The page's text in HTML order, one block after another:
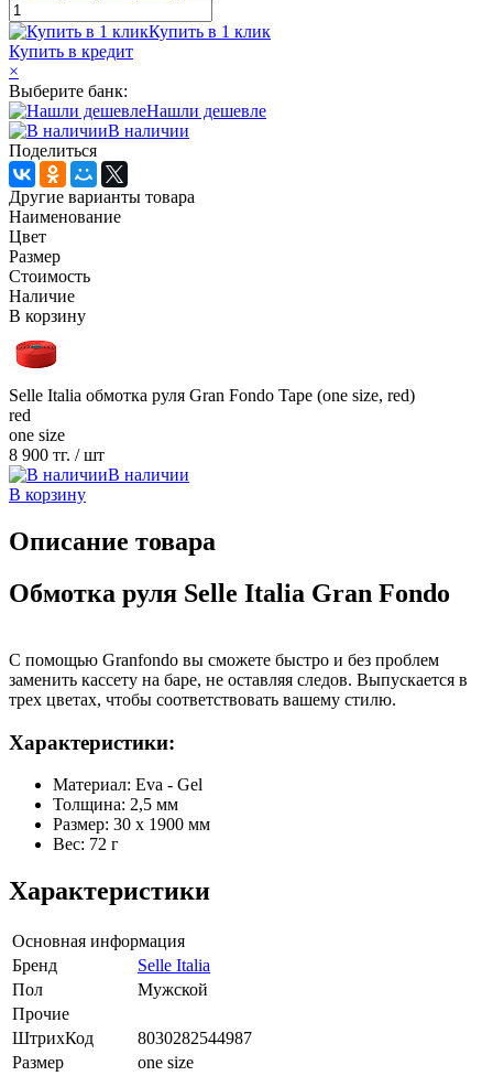
Купить в 1 клик
Купить в кредит
×
Выберите банк:
Нашли дешевле
В наличии
Поделиться
Другие варианты товара
Наименование
Цвет
Размер
Стоимость
Наличие
В корзину
Selle Italia обмотка руля Gran Fondo Tape (one size, red)
red
one size
8 900 тг. / шт
В наличии
В корзину
Описание товара
Обмотка руля Selle Italia Gran Fondo
С помощью Granfondo вы сможете быстро и без проблем
заменить кассету на баре, не оставляя следов. Выпускается в
трех цветах, чтобы соответствовать вашему стилю.
Характеристики:
Материал: Eva - Gel
Толщина: 2,5 мм
Размер: 30 x 1900 мм
Вес: 72 г
Характеристики
Основная информация
Бренд
Selle Italia
Пол
Мужской
Прочие
ШтрихКод
8030282544987
Размер
one size